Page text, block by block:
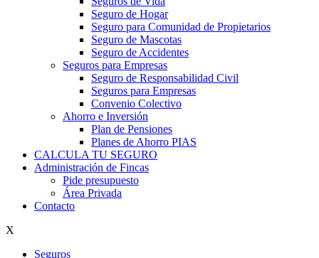
Seguro de Hogar
Seguro para Comunidad de Propietarios
Seguro de Mascotas
Seguro de Accidentes
Seguros para Empresas
Seguro de Responsabilidad Civil
Seguros para Empresas
Convenio Colectivo
Ahorro e Inversión
Plan de Pensiones
Planes de Ahorro PIAS
CALCULA TU SEGURO
Administración de Fincas
Pide presupuesto
Área Privada
Contacto
X
Seguros